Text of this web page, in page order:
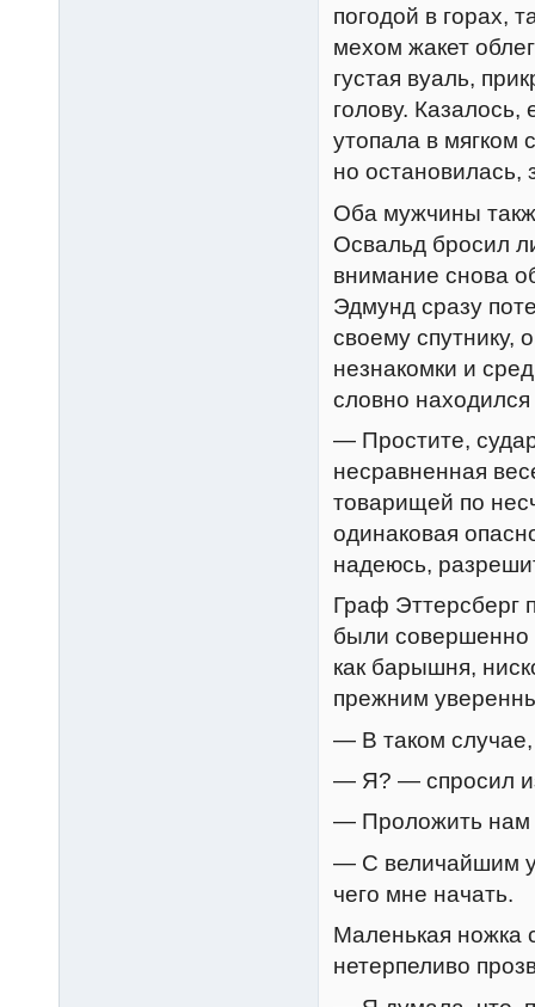
погодой в горах,
мехом жакет
густая вуаль,
голову.
утопала в мягком
но остановилась,
Оба мужчины
Освальд бросил
внимание снова
Эдмунд сразу
своему спутнику,
незнакомки и
словно
— Простите,
несравненная
товарищей по
одинаковая
надеюсь,
Граф Эттерсберг
были совершенно
как барышня,
прежним
— В таком случае,
— Я? — спросил
— Проложить нам
— С величайшим
чего мне начать.
Маленькая ножка
нетерпеливо